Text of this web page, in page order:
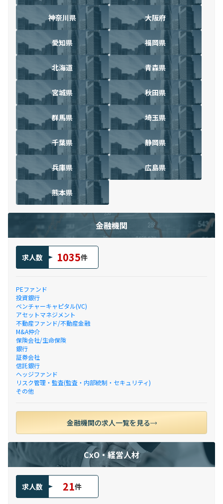
神奈川県 大阪府
愛知県 福岡県
北海道 青森県
宮城県 秋田県
群馬県 埼玉県
千葉県 静岡県
兵庫県 広島県
熊本県
金融機関
求人数 1035件
PEファンド
投資銀行
ベンチャーキャピタル(VC)
アセットマネジメント
不動産ファンド/不動産金融
M&A仲介
保険会社/生命保険
銀行
証券会社
信託銀行
ヘッジファンド
リスク管理・監査(監査・内部統制・セキュリティ)
その他
金融機関の求人一覧を見る
CxO・経営人材
求人数 21件